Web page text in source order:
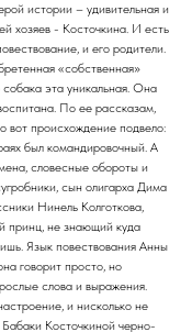
истории – удивительная и
хозяев - Косточкина. И есть
и его родители.
«собственная»
собака эта уникальная. Она
По ее рассказам,
вот происхождение подвело:
был командировочный. А
словесные обороты и
сын олигарха Дима
Нинель Колготкова,
принц, не знающий куда
Язык повествования Анны
говорит просто, но
слова и выражения.
и нисколько не
Косточкиной черно-